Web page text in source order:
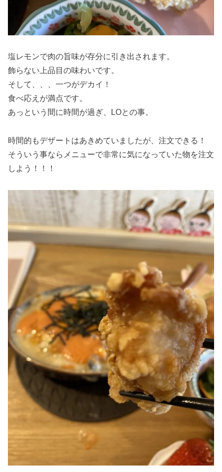
塩レモンで肉の旨味が存分に引き出されます。
飾らない上品目の味わいです。
そして、、、一つがデカイ！
食べ応えが満点です。
あっという間に時間が過ぎ、LOとの事。
時間的もデザートはあきめていましたが、注文できる！
そういう事ならメニューで非常に気になっていた物を注文
しよう！！！